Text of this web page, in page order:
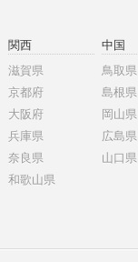
関西
滋賀県
京都府
大阪府
兵庫県
奈良県
和歌山県
中国
鳥取県
島根県
岡山県
広島県
山口県